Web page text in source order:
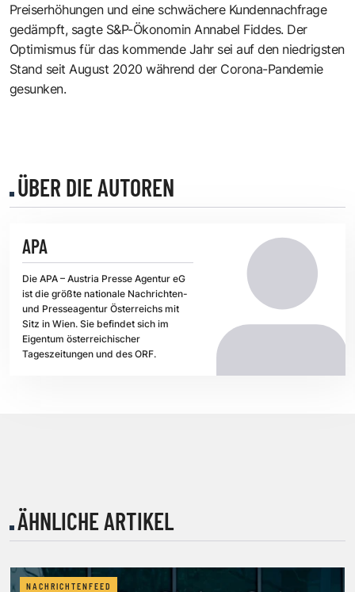
Preiserhöhungen und eine schwächere Kundennachfrage
gedämpft, sagte S&P-Ökonomin Annabel Fiddes. Der
Optimismus für das kommende Jahr sei auf den niedrigsten
Stand seit August 2020 während der Corona-Pandemie
gesunken.
ÜBER DIE AUTOREN
APA
Die APA – Austria Presse Agentur eG
ist die größte nationale Nachrichten-
und Presseagentur Österreichs mit
Sitz in Wien. Sie befindet sich im
Eigentum österreichischer
Tageszeitungen und des ORF.
ÄHNLICHE ARTIKEL
NACHRICHTENFEED